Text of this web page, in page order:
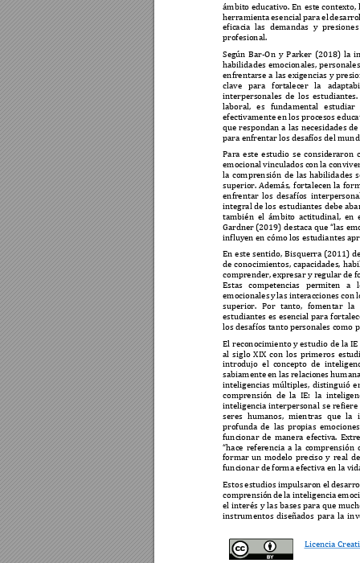
Licencia
ámbito educativo. En este contexto,
herramienta esencial para el
eficacia las demandas y
profesional.
Según Bar-On y Parker (2018) la
habilidades emocionales, pers
enfrentarse a las exigencias y
clave
para fortalecer la adaptab
interpersonales de los estudiantes.
laboral,
es fundamental
estudiar
efectivamente en los procesos
que respondan a las necesidades de
para enfrentar los desafíos del
Para este estudio se consideraron
emocional vinculados con la
la comprensión de las habilidades
superior. Además, fortalecen la
enfrentar los desafíos in
integral de los estudiantes debe
también el ámbito actitudinal, en
Gardner (2019) destaca que “las
influyen en cómo los estudiantes
En este sentido, Bisquerra (2011)
de conocimientos, capacidades,
comprender, expresar y regular de
Estas
competencias permiten a
emocionales y las interacciones con
superior.
Por tanto, fomentar la
estudiantes es esencial para
los desafíos tanto personales como
El reconocimiento y estudio de la IE
al siglo XIX con los primeros
introdujo el concepto de
sabiamente en las relaciones
inteligencias múltiples, distinguió
comprensión de la IE: la
inteligencia interpersonal se refiere
seres humanos, mientras que la
profunda de las propias
funcionar de manera efectiva.
“hace referencia a la comprensión
formar un modelo preciso y real
funcionar de forma efectiva en la v
Estos estudios impulsaron el
comprensión de la inteligencia emo
el interés y las bases para que
instrumentos diseñados para la